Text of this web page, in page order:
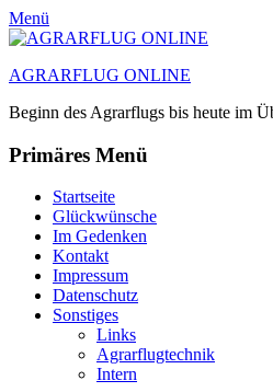
Menü
AGRARFLUG ONLINE
Beginn des Agrarflugs bis heute im
Primäres Menü
Zum
Inhalt
springen
Startseite
Glückwünsche
Im Gedenken
Kontakt
Impressum
Datenschutz
Sonstiges
Links
Agrarflugtechnik
Intern